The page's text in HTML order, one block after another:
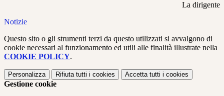
La dirigente
Notizie
Questo sito o gli strumenti terzi da questo utilizzati si avvalgono di
cookie necessari al funzionamento ed utili alle finalità illustrate nella
COOKIE POLICY.
Personalizza Rifiuta tutti i cookies Accetta tutti i cookies
Gestione cookie